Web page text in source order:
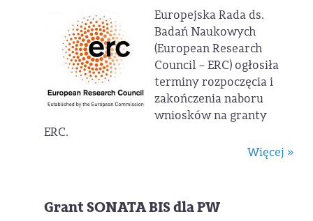
Europejska Rada ds.
Badań Naukowych
(European Research
Council – ERC) ogłosiła
terminy rozpoczęcia i
zakończenia naboru
wniosków na granty
ERC.
Więcej »
Grant SONATA BIS dla PW